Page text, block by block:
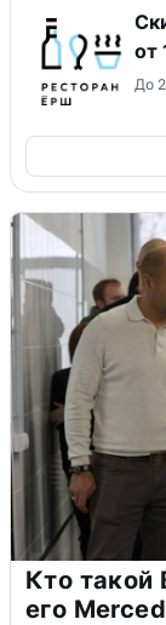
от
До
Кто такой
его